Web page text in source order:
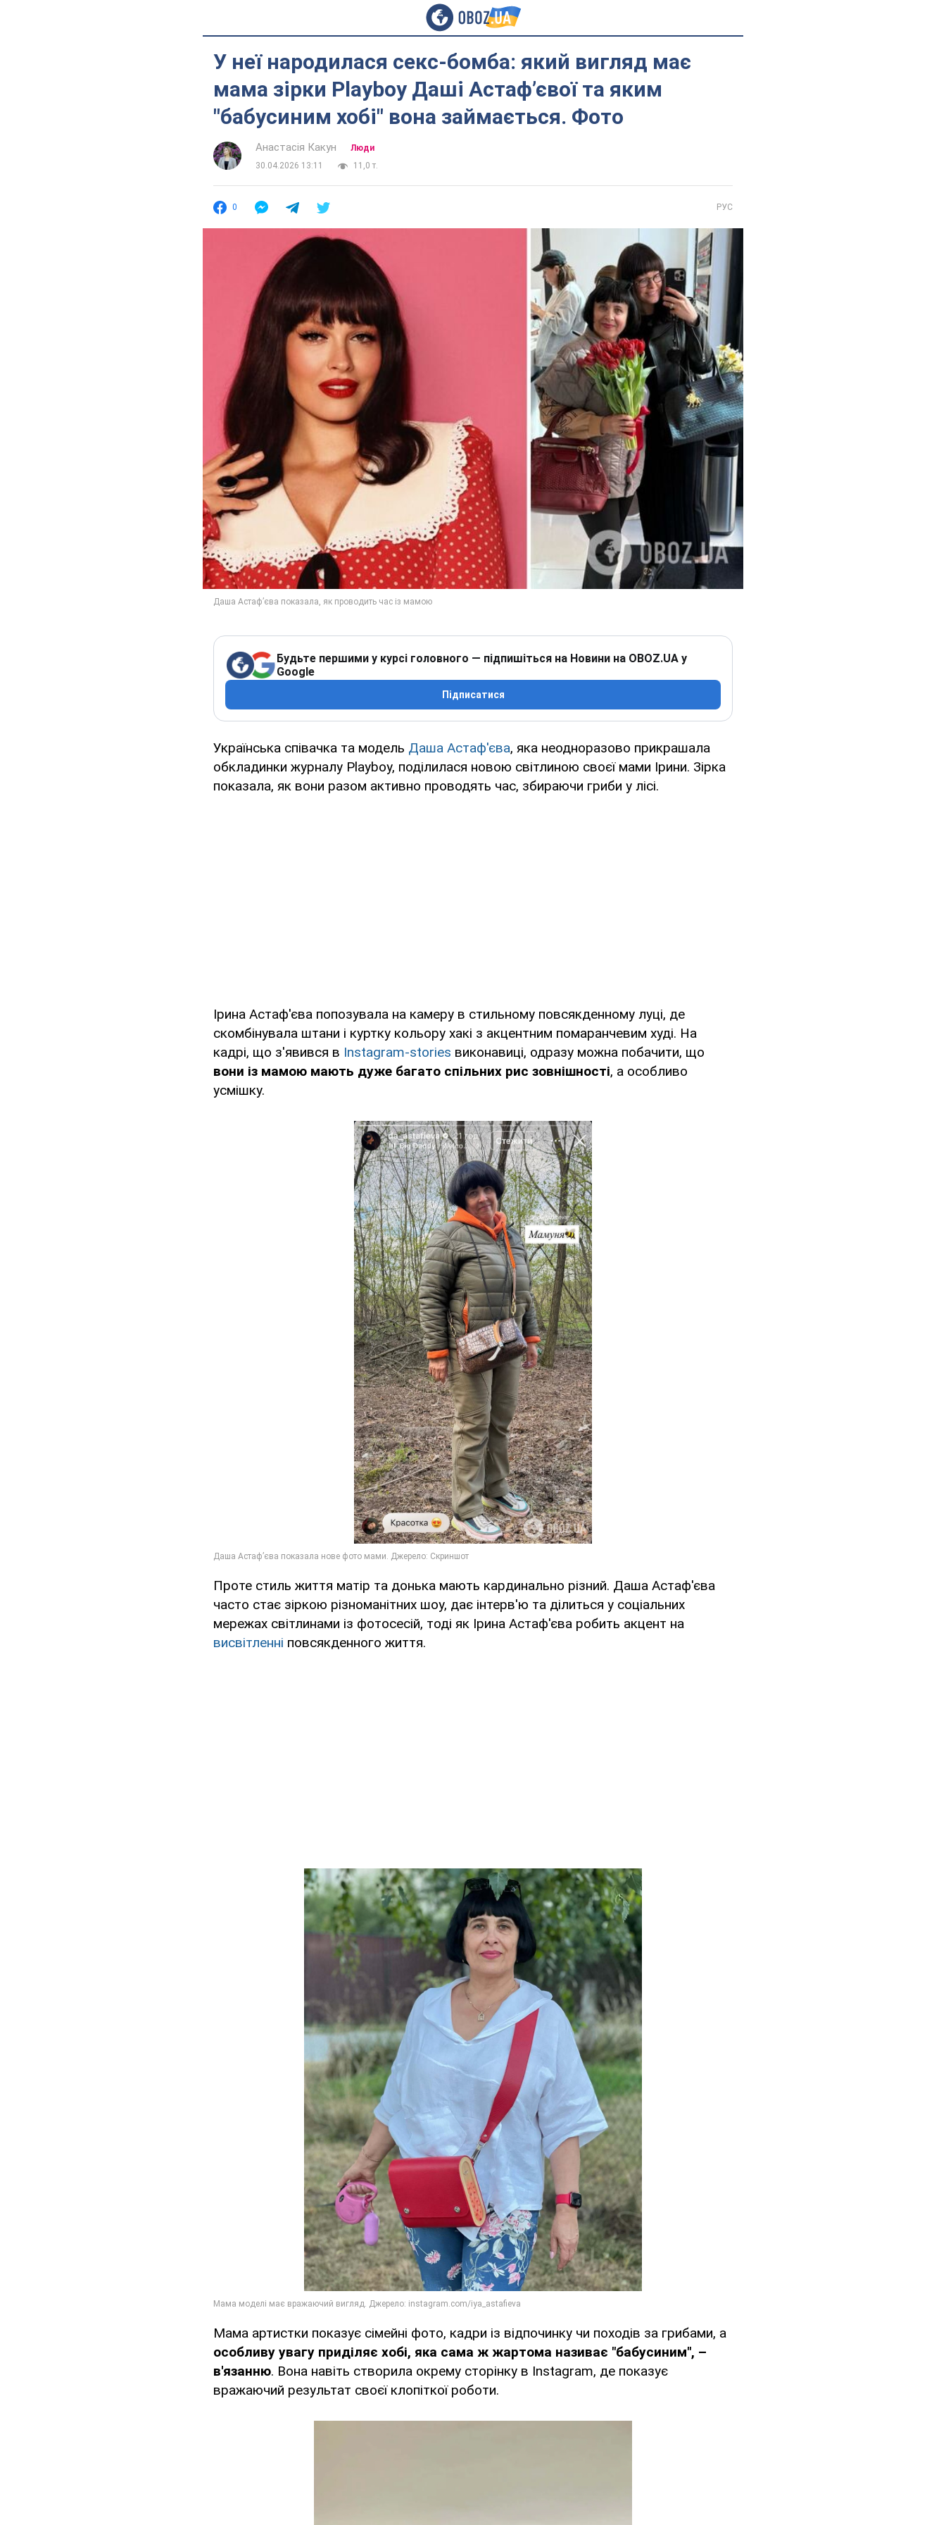
У неї народилася секс-бомба: який вигляд має
мама зірки Playboy Даші Астафʼєвої та яким
"бабусиним хобі" вона займається. Фото
Анастасія Какун
Люди
30.04.2026 13:11
11,0 т.
0 РУС
Будьте першими у курсі головного — підпишіться на Новини на OBOZ.UA у
Google
Підписатися
Українська співачка та модель Даша Астаф'єва, яка неодноразово прикрашала
обкладинки журналу Playboy, поділилася новою світлиною своєї мами Ірини. Зірка
показала, як вони разом активно проводять час, збираючи гриби у лісі.
Ірина Астаф'єва попозувала на камеру в стильному повсякденному луці, де
скомбінувала штани і куртку кольору хакі з акцентним помаранчевим худі. На
кадрі, що з'явився в Instagram-stories виконавиці, одразу можна побачити, що
вони із мамою мають дуже багато спільних рис зовнішності, а особливо
усмішку.
Проте стиль життя матір та донька мають кардинально різний. Даша Астаф'єва
часто стає зіркою різноманітних шоу, дає інтерв'ю та ділиться у соціальних
мережах світлинами із фотосесій, тоді як Ірина Астаф'єва робить акцент на
висвітленні повсякденного життя.
Мама артистки показує сімейні фото, кадри із відпочинку чи походів за грибами, а
особливу увагу приділяє хобі, яка сама ж жартома називає "бабусиним", –
в'язанню. Вона навіть створила окрему сторінку в Instagram, де показує
вражаючий результат своєї клопіткої роботи.